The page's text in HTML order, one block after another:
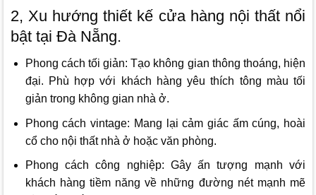
2, Xu hướng thiết kế cửa hàng nội thất nổi
bật tại Đà Nẵng.
Phong cách tối giản: Tạo không gian thông thoáng, hiện
đại. Phù hợp với khách hàng yêu thích tông màu tối
giản trong không gian nhà ở.
Phong cách vintage: Mang lại cảm giác ấm cúng, hoài
cổ cho nội thất nhà ở hoặc văn phòng.
Phong cách công nghiệp: Gây ấn tượng mạnh với
khách hàng tiềm năng về những đường nét mạnh mẽ